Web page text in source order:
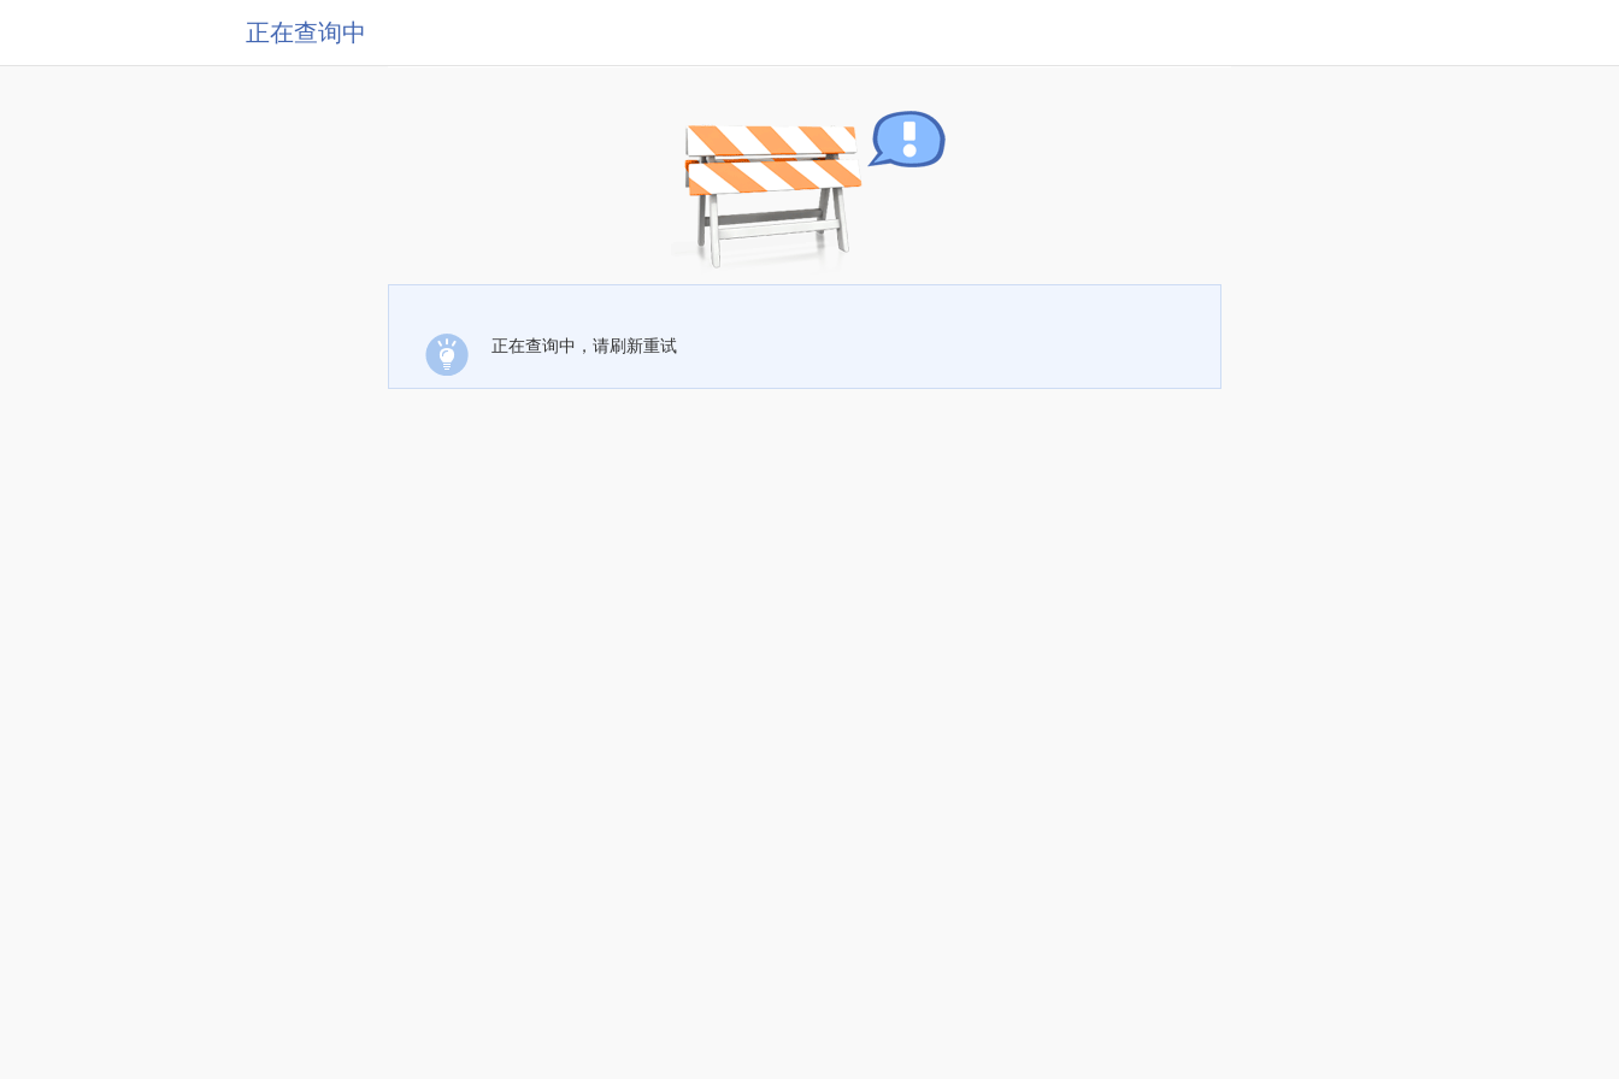
正在查询中
正在查询中，请刷新重试